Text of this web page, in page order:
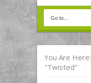
You Are Here:
"Twisted"